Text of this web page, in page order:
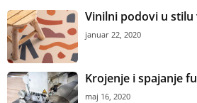
Vinilni podovi u
januar 22, 2020
Krojenje i spajanje
maj 16, 2020